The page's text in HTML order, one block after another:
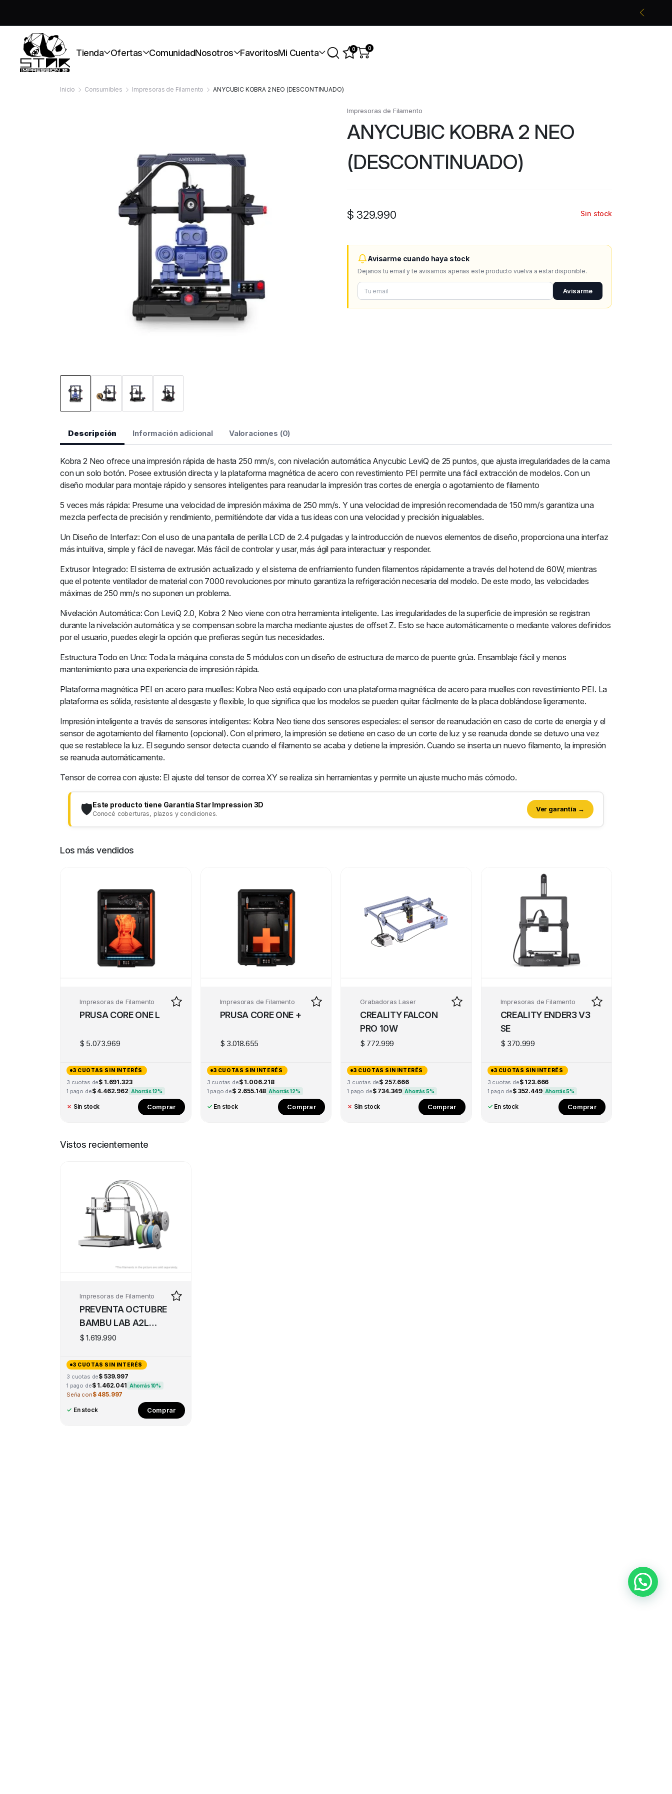
Tienda Ofertas ComunidadNosotros FavoritosMi Cuenta 0 0
Inicio Consumibles Impresoras de Filamento ANYCUBIC KOBRA 2 NEO (DESCONTINUADO)
Impresoras de Filamento
ANYCUBIC KOBRA 2 NEO
(DESCONTINUADO)
$ 329.990 Sin stock
Avisarme cuando haya stock
Dejanos tu email y te avisamos apenas este producto vuelva a estar disponible.
Avisarme
Descripción Información adicional Valoraciones (0)
Kobra 2 Neo ofrece una impresión rápida de hasta 250 mm/s, con nivelación automática Anycubic LeviQ de 25 puntos, que ajusta irregularidades de la cama
con un solo botón. Posee extrusión directa y la plataforma magnética de acero con revestimiento PEI permite una fácil extracción de modelos. Con un
diseño modular para montaje rápido y sensores inteligentes para reanudar la impresión tras cortes de energía o agotamiento de filamento
5 veces más rápida: Presume una velocidad de impresión máxima de 250 mm/s. Y una velocidad de impresión recomendada de 150 mm/s garantiza una
mezcla perfecta de precisión y rendimiento, permitiéndote dar vida a tus ideas con una velocidad y precisión inigualables.
Un Diseño de Interfaz: Con el uso de una pantalla de perilla LCD de 2.4 pulgadas y la introducción de nuevos elementos de diseño, proporciona una interfaz
más intuitiva, simple y fácil de navegar. Más fácil de controlar y usar, más ágil para interactuar y responder.
Extrusor Integrado: El sistema de extrusión actualizado y el sistema de enfriamiento funden filamentos rápidamente a través del hotend de 60W, mientras
que el potente ventilador de material con 7000 revoluciones por minuto garantiza la refrigeración necesaria del modelo. De este modo, las velocidades
máximas de 250 mm/s no suponen un problema.
Nivelación Automática: Con LeviQ 2.0, Kobra 2 Neo viene con otra herramienta inteligente. Las irregularidades de la superficie de impresión se registran
durante la nivelación automática y se compensan sobre la marcha mediante ajustes de offset Z. Esto se hace automáticamente o mediante valores definidos
por el usuario, puedes elegir la opción que prefieras según tus necesidades.
Estructura Todo en Uno: Toda la máquina consta de 5 módulos con un diseño de estructura de marco de puente grúa. Ensamblaje fácil y menos
mantenimiento para una experiencia de impresión rápida.
Plataforma magnética PEI en acero para muelles: Kobra Neo está equipado con una plataforma magnética de acero para muelles con revestimiento PEI. La
plataforma es sólida, resistente al desgaste y flexible, lo que significa que los modelos se pueden quitar fácilmente de la placa doblándose ligeramente.
Impresión inteligente a través de sensores inteligentes: Kobra Neo tiene dos sensores especiales: el sensor de reanudación en caso de corte de energía y el
sensor de agotamiento del filamento (opcional). Con el primero, la impresión se detiene en caso de un corte de luz y se reanuda donde se detuvo una vez
que se restablece la luz. El segundo sensor detecta cuando el filamento se acaba y detiene la impresión. Cuando se inserta un nuevo filamento, la impresión
se reanuda automáticamente.
Tensor de correa con ajuste: El ajuste del tensor de correa XY se realiza sin herramientas y permite un ajuste mucho más cómodo.
🛡️Este producto tiene Garantía Star Impression 3D
Conocé coberturas, plazos y condiciones.
Ver garantía →
Los más vendidos
Impresoras de Filamento
PRUSA CORE ONE L
$ 5.073.969
3 CUOTAS SIN INTERÉS
3 cuotas de$ 1.691.323
1 pago de$ 4.462.962 Ahorrás 12%
✗ Sin stock Comprar
Impresoras de Filamento
PRUSA CORE ONE +
$ 3.018.655
3 CUOTAS SIN INTERÉS
3 cuotas de$ 1.006.218
1 pago de$ 2.655.148 Ahorrás 12%
✓ En stock Comprar
Grabadoras Laser
CREALITY FALCON
PRO 10W
$ 772.999
3 CUOTAS SIN INTERÉS
3 cuotas de$ 257.666
1 pago de$ 734.349 Ahorrás 5%
✗ Sin stock Comprar
Impresoras de Filamento
CREALITY ENDER3 V3
SE
$ 370.999
3 CUOTAS SIN INTERÉS
3 cuotas de$ 123.666
1 pago de$ 352.449 Ahorrás 5%
✓ En stock Comprar
Vistos recientemente
Impresoras de Filamento
PREVENTA OCTUBRE
BAMBU LAB A2L
COMBO
$ 1.619.990
3 CUOTAS SIN INTERÉS
3 cuotas de$ 539.997
1 pago de$ 1.462.041 Ahorrás 10%
Seña con$ 485.997
✓ En stock Comprar